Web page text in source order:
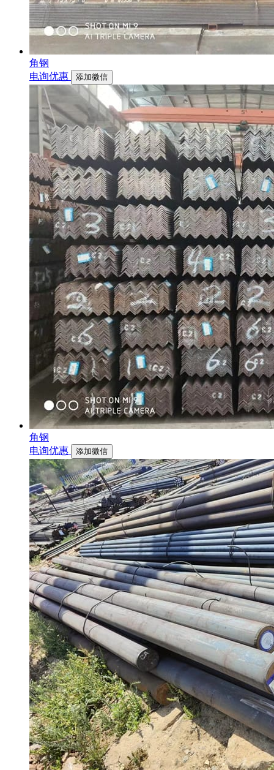
角钢
电询优惠
添加微信
角钢
电询优惠
添加微信